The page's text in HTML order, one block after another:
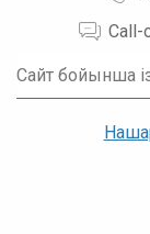
Call-